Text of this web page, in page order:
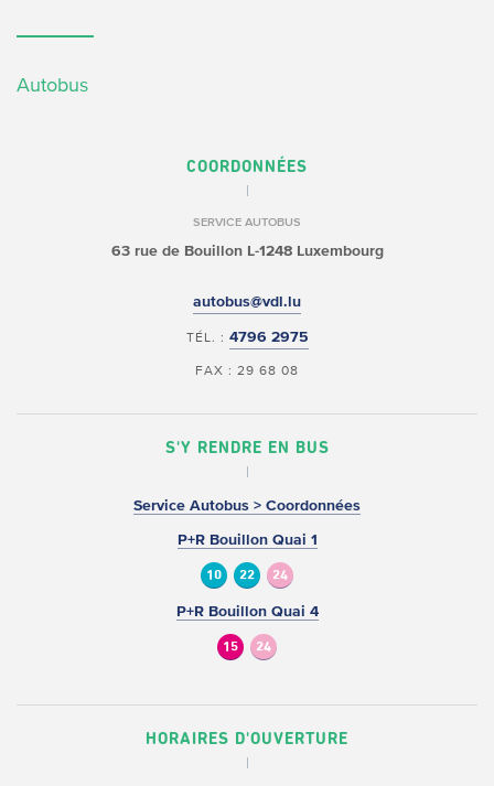
Autobus
COORDONNÉES
SERVICE AUTOBUS
63 rue de BouillonL-1248 Luxembourg
autobus@vdl.lu
TÉL. : 4796 2975
FAX : 29 68 08
S'Y RENDRE EN BUS
Service Autobus > Coordonnées
P+R Bouillon Quai 1
10 22 24
P+R Bouillon Quai 4
15 24
HORAIRES D'OUVERTURE